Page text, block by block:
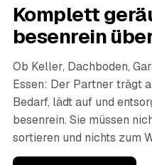
Komplett
besenrein
Ob Keller, Dachboden,
Essen: Der Partner trägt
Bedarf, lädt auf und
besenrein. Sie müssen
sortieren und nichts zum